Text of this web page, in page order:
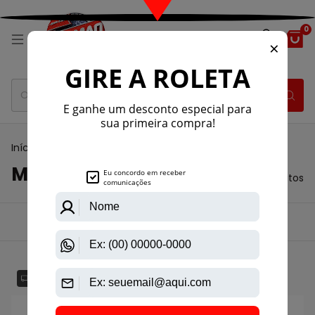
0
Início
Mini caldeira 2 produtos
Filtrar Ordenar por:
Mais vendidos
GRÁTIS GRÁTIS